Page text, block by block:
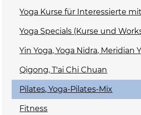
Yoga Kurse für Interessierte
Yoga Specials (Kurse und
Yin Yoga, Yoga Nidra, Meridian
Qigong, T'ai Chi Chuan
Pilates, Yoga-Pilates-Mix
Fitness